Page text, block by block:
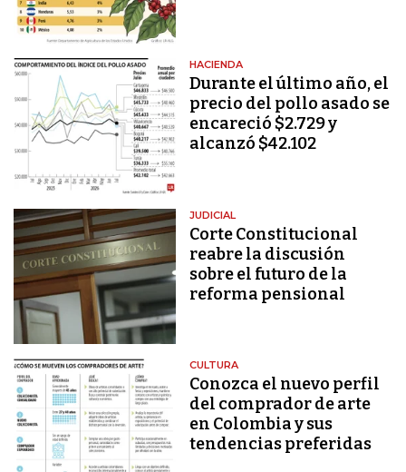
HACIENDA
Durante el último año, el
precio del pollo asado se
encareció $2.729 y
alcanzó $42.102
JUDICIAL
Corte Constitucional
reabre la discusión
sobre el futuro de la
reforma pensional
CULTURA
Conozca el nuevo perfil
del comprador de arte
en Colombia y sus
tendencias preferidas